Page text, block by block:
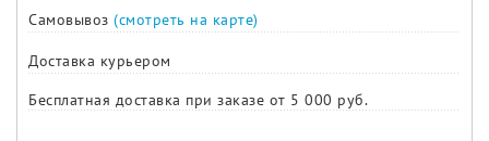
Самовывоз (смотреть на карте)
Доставка курьером
Бесплатная доставка при заказе от 5 000 руб.